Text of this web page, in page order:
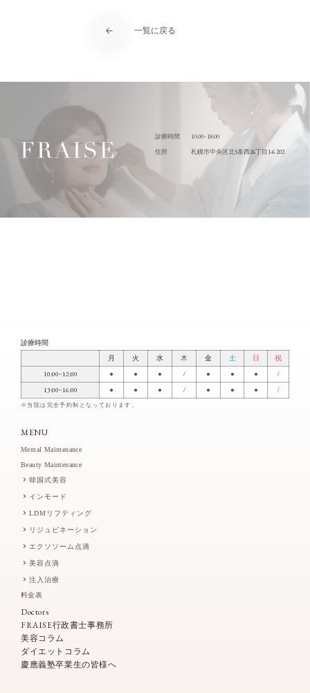
一覧に戻る
診療時間 10:00~18:00
住所 札幌市中央区北5条西26丁目 1-6 202
診療時間
月
火 水 木 金 土 日 祝
10:00~12:00 ● ● ● / ● ● ● /
13:00~16:00 ● ● ● / ● ● ● /
※当院は完全予約制となっております。
MENU
Mental Maintenance
Beauty Maintenance
韓国式美容
インモード
LDMリフティング
リジュビネーション
エクソソーム点滴
美容点滴
注入治療
料金表
Doctors
FRAISE行政書士事務所
美容コラム
ダイエットコラム
慶應義塾卒業生の皆様へ